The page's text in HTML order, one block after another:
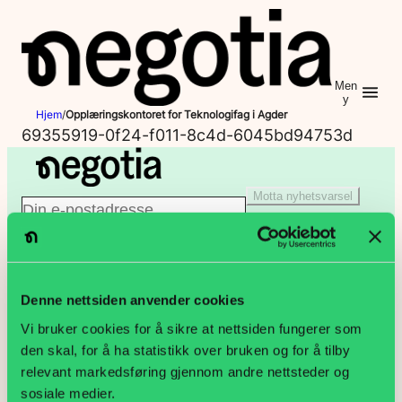
Denne nettsiden anvender cookies
Vi bruker cookies for å sikre at nettsiden fungerer som
den skal, for å ha statistikk over bruken og for å tilby
relevant markedsføring gjennom andre nettsteder og
sosiale medier.
innhold
Men
y
Hjem/Opplæringskontoret for Teknologifag i Agder
69355919-0f24-f011-8c4d-6045bd94753d
E
p
o
s
Motta nyhetsvarsel
Klikk for å starte verifiseringen
PB 9187 Grønland, 0187 Oslo
Lakkegata 23, 0134 Oslo